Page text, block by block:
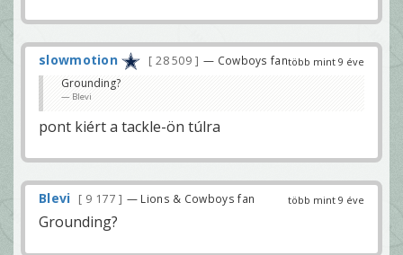
több mint 9 éve
slowmotion 28 509 — Cowboys fan
Grounding?
Blevi
pont kiért a tackle-ön túlra
több mint 9 éve
Blevi 9 177 — Lions & Cowboys fan
Grounding?